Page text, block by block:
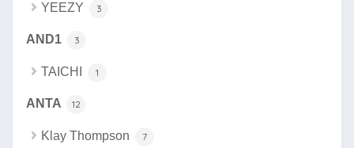
YEEZY 3
AND1 3
TAICHI 1
ANTA 12
Klay Thompson 7